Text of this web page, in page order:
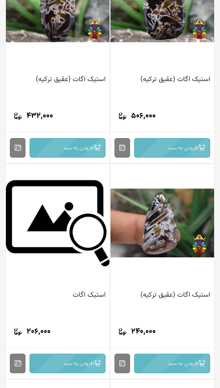
استیک اگات (عقیق ترکیه)
506,000
افزودن به سبد
استیک اگات (عقیق ترکیه)
432,000
افزودن به سبد
استیک اگات (عقیق ترکیه)
240,000
افزودن به سبد
استیک اگات
206,000
افزودن به سبد